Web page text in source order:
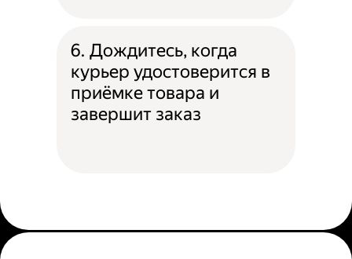
6. Дождитесь, когда
курьер удостоверится в
приёмке товара и
завершит заказ